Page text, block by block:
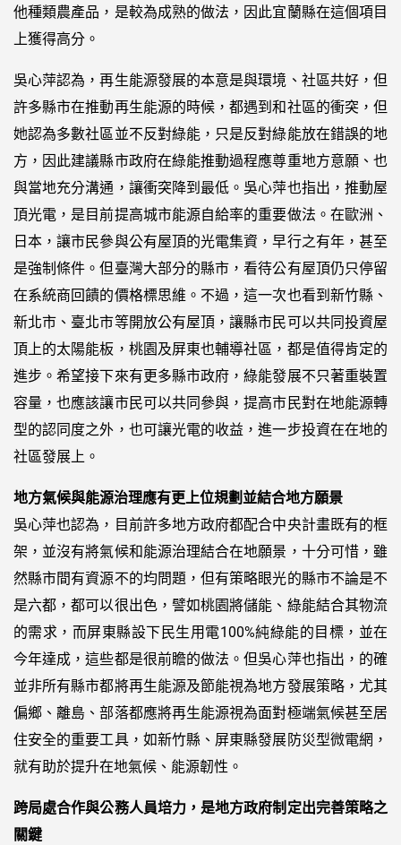
他種類農產品，是較為成熟的做法，因此宜蘭縣在這個項目
上獲得高分。
吳心萍認為，再生能源發展的本意是與環境、社區共好，但
許多縣市在推動再生能源的時候，都遇到和社區的衝突，但
她認為多數社區並不反對綠能，只是反對綠能放在錯誤的地
方，因此建議縣市政府在綠能推動過程應尊重地方意願、也
與當地充分溝通，讓衝突降到最低。吳心萍也指出，推動屋
頂光電，是目前提高城市能源自給率的重要做法。在歐洲、
日本，讓市民參與公有屋頂的光電集資，早行之有年，甚至
是強制條件。但臺灣大部分的縣市，看待公有屋頂仍只停留
在系統商回饋的價格標思維。不過，這一次也看到新竹縣、
新北市、臺北市等開放公有屋頂，讓縣市民可以共同投資屋
頂上的太陽能板，桃園及屏東也輔導社區，都是值得肯定的
進步。希望接下來有更多縣市政府，綠能發展不只著重裝置
容量，也應該讓市民可以共同參與，提高市民對在地能源轉
型的認同度之外，也可讓光電的收益，進一步投資在在地的
社區發展上。
地方氣候與能源治理應有更上位規劃並結合地方願景
吳心萍也認為，目前許多地方政府都配合中央計畫既有的框
架，並沒有將氣候和能源治理結合在地願景，十分可惜，雖
然縣市間有資源不的均問題，但有策略眼光的縣市不論是不
是六都，都可以很出色，譬如桃園將儲能、綠能結合其物流
的需求，而屏東縣設下民生用電100%純綠能的目標，並在
今年達成，這些都是很前瞻的做法。但吳心萍也指出，的確
並非所有縣市都將再生能源及節能視為地方發展策略，尤其
偏鄉、離島、部落都應將再生能源視為面對極端氣候甚至居
住安全的重要工具，如新竹縣、屏東縣發展防災型微電網，
就有助於提升在地氣候、能源韌性。
跨局處合作與公務人員培力，是地方政府制定出完善策略之
關鍵